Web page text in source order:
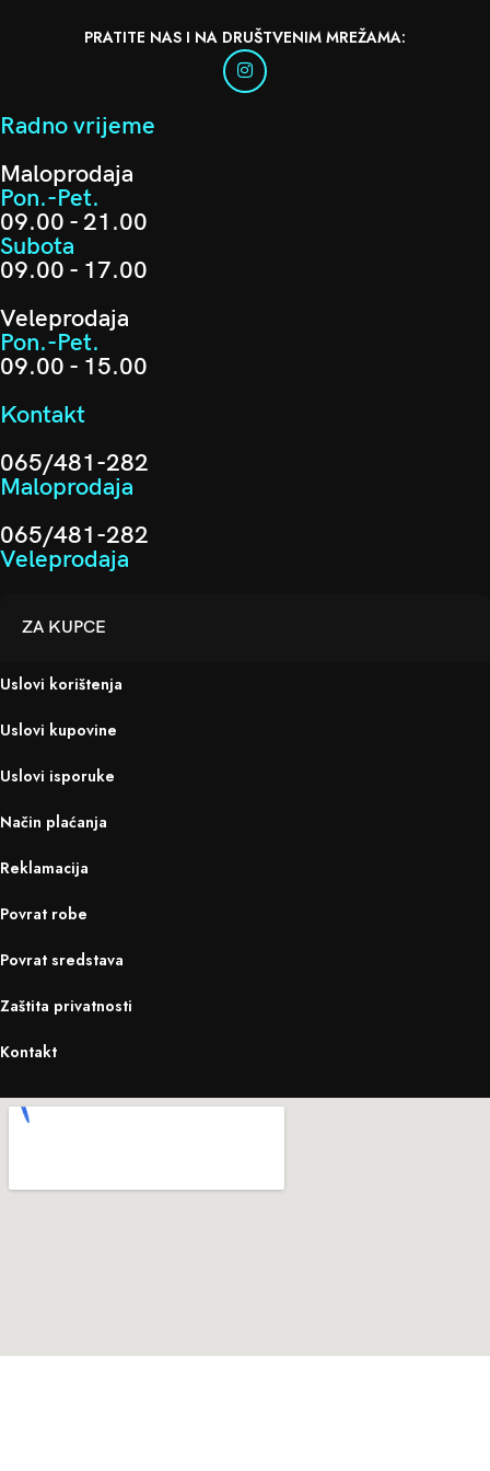
PRATITE NAS I NA DRUŠTVENIM MREŽAMA:
Radno vrijeme
Maloprodaja
Pon.-Pet.
09.00 - 21.00
Subota
09.00 - 17.00
Veleprodaja
Pon.-Pet.
09.00 - 15.00
Kontakt
065/481-282
Maloprodaja
065/481-282
Veleprodaja
ZA KUPCE
Uslovi korištenja
Uslovi kupovine
Uslovi isporuke
Način plaćanja
Reklamacija
Povrat robe
Povrat sredstava
Zaštita privatnosti
Kontakt